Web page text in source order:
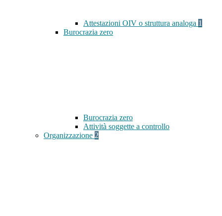
Attestazioni OIV o struttura analoga 1
Burocrazia zero
Burocrazia zero
Attività soggette a controllo
Organizzazione 2